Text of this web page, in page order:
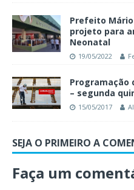
Prefeito
projeto para
Neonatal
19/05/2022
Programação
– segunda
15/05/2017
SEJA O PRIMEIRO A
Faça um